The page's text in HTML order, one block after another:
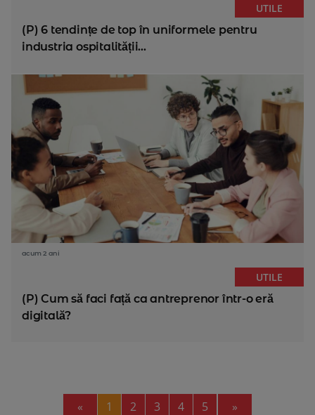
UTILE
(P) 6 tendințe de top în uniformele pentru
industria ospitalității...
acum 2 ani
UTILE
(P) Cum să faci față ca antreprenor într-o eră
digitală?
« Previous
1 2 3 4 5 »